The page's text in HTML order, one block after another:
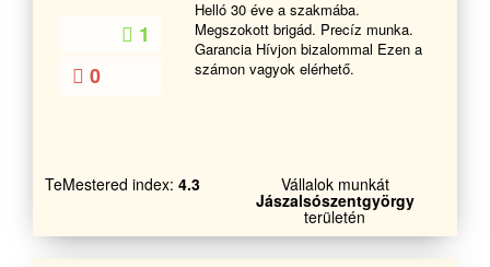
1
0
Helló 30 éve a szakmába.
Megszokott brigád. Precíz munka.
Garancia Hívjon bizalommal Ezen a
számon vagyok elérhető.
TeMestered index: 4.3 Vállalok munkát
Jászalsószentgyörgy
területén